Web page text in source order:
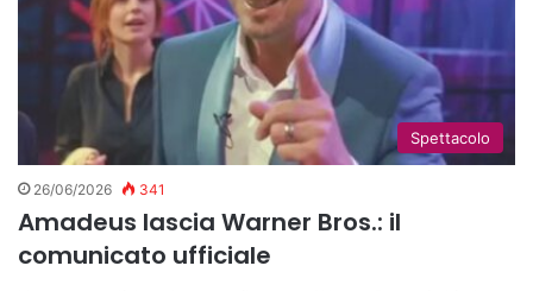
Spettacolo
26/06/2026 341
Amadeus lascia Warner Bros.: il
comunicato ufficiale